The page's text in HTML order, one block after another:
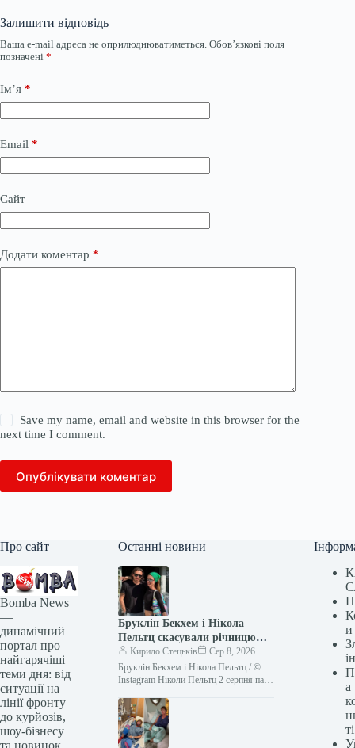
Залишити відповідь
Ваша e-mail адреса не оприлюднюватиметься. Обов’язкові поля
позначені *
Ім’я *
Email *
Сайт
Додати коментар *
Save my name, email and website in this browser for the
next time I comment.
Опублікувати коментар
Про сайт
Bomba News
—
динамічний
портал про
найгарячіші
теми дня: від
ситуації на
лінії фронту
до курйозів,
шоу-бізнесу
та новинок
Останні новини
Бруклін Бекхем і Нікола
Пельтц скасували річницю
весілля: шокуюча причина
Кирило Стецьків
Сер 8, 2026
Бруклін Бекхем і Нікола Пельтц / ©
Instagram Ніколи Пельтц 2 серпня пара
другого, таємного, весілля.…
и
а
ті